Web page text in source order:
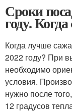
Сроки
году.
Когда лучше
2022 году? При
необходимо
условия.
нужно после
12 градусов